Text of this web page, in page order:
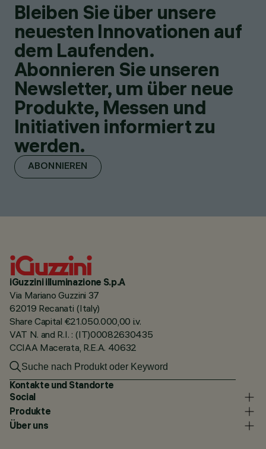
Bleiben Sie über unsere
neuesten Innovationen auf
dem Laufenden.
Abonnieren Sie unseren
Newsletter, um über neue
Produkte, Messen und
Initiativen informiert zu
werden.
ABONNIEREN
iGuzzini illuminazione S.p.A
Via Mariano Guzzini 37
62019 Recanati (Italy)
Share Capital €21.050.000,00 i.v.
VAT N. and R.I. : (IT)00082630435
CCIAA Macerata, R.E.A. 40632
Kontakte und Standorte
Social
Produkte
Über uns